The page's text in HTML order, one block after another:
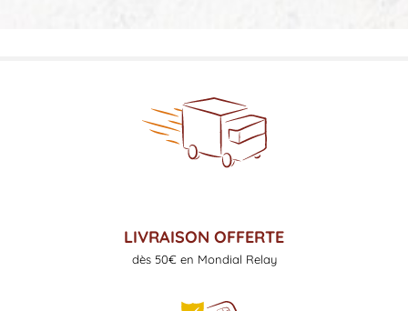
LIVRAISON OFFERTE
dès 50€ en Mondial Relay